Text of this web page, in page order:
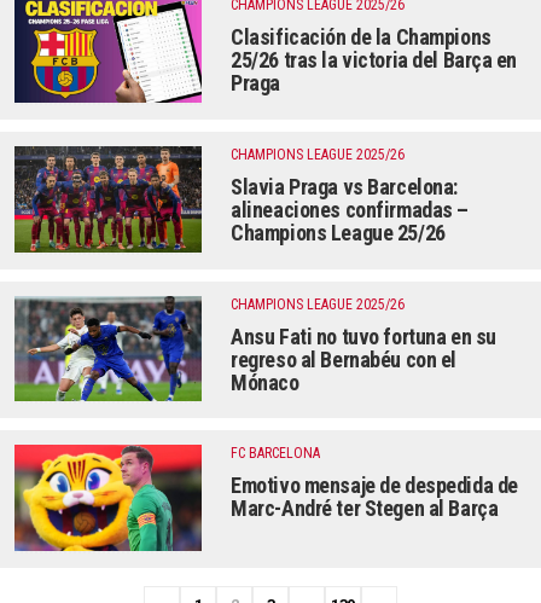
CHAMPIONS LEAGUE 2025/26
Clasificación de la Champions
25/26 tras la victoria del Barça en
Praga
CHAMPIONS LEAGUE 2025/26
Slavia Praga vs Barcelona:
alineaciones confirmadas –
Champions League 25/26
CHAMPIONS LEAGUE 2025/26
Ansu Fati no tuvo fortuna en su
regreso al Bernabéu con el
Mónaco
FC BARCELONA
Emotivo mensaje de despedida de
Marc-André ter Stegen al Barça